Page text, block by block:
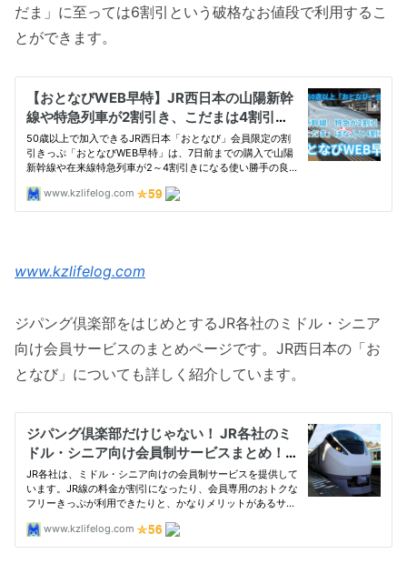
だま」に至っては6割引という破格なお値段で利用するこ
とができます。
www.kzlifelog.com
ジパング倶楽部をはじめとするJR各社のミドル・シニア
向け会員サービスのまとめページです。JR西日本の「お
となび」についても詳しく紹介しています。